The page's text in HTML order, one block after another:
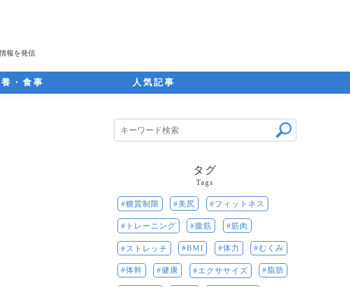
報を発信
・食事 人気記事
タグ
Tags
糖質制限 美尻 フィットネス
トレーニング 腹筋 筋肉
ストレッチ BMI 体力 むくみ
体幹 健康 エクササイズ 脂肪